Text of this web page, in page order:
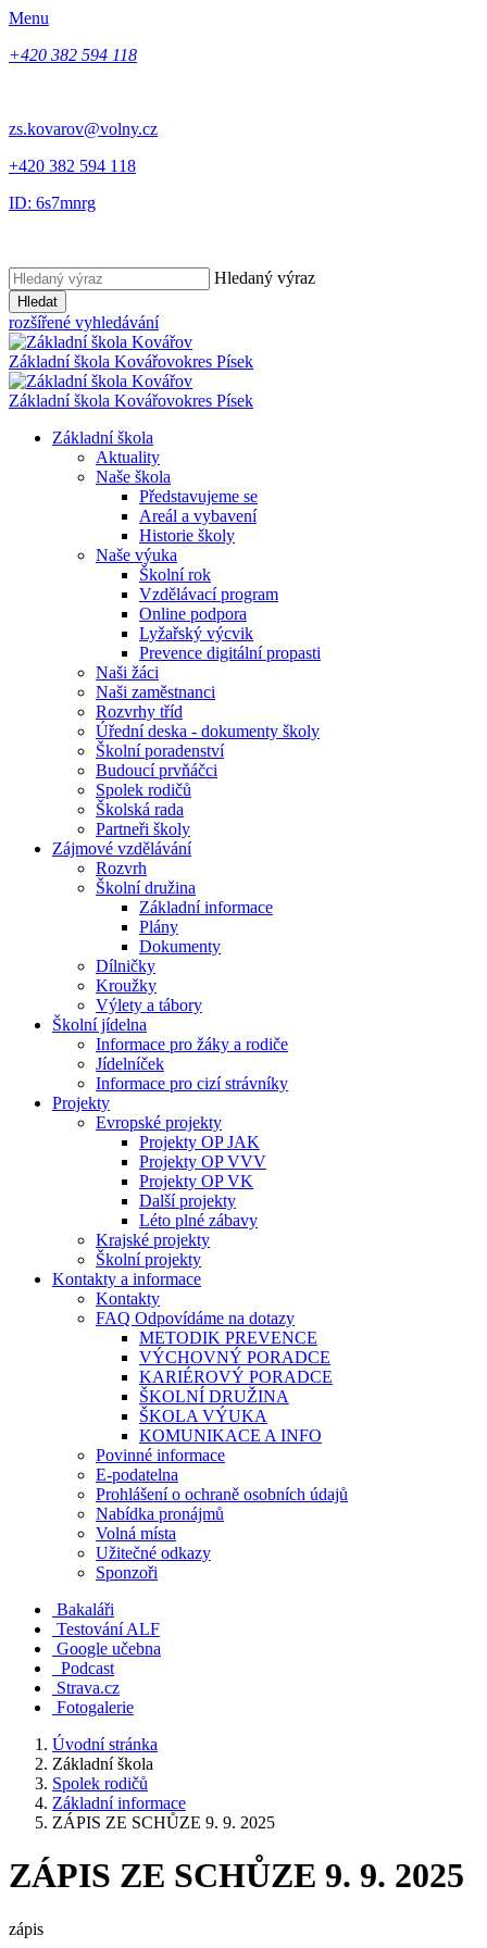
Menu
+420 382 594 118
zs.kovarov@volny.cz
+420 382 594 118
ID: 6s7mnrg
Hledaný výraz
Hledat
rozšířené vyhledávání
Základní škola Kovářovokres Písek
Základní škola Kovářovokres Písek
Základní škola
Aktuality
Naše škola
Představujeme se
Areál a vybavení
Historie školy
Naše výuka
Školní rok
Vzdělávací program
Online podpora
Lyžařský výcvik
Prevence digitální propasti
Naši žáci
Naši zaměstnanci
Rozvrhy tříd
Úřední deska - dokumenty školy
Školní poradenství
Budoucí prvňáčci
Spolek rodičů
Školská rada
Partneři školy
Zájmové vzdělávání
Rozvrh
Školní družina
Základní informace
Plány
Dokumenty
Dílničky
Kroužky
Výlety a tábory
Školní jídelna
Informace pro žáky a rodiče
Jídelníček
Informace pro cizí strávníky
Projekty
Evropské projekty
Projekty OP JAK
Projekty OP VVV
Projekty OP VK
Další projekty
Léto plné zábavy
Krajské projekty
Školní projekty
Kontakty a informace
Kontakty
FAQ Odpovídáme na dotazy
METODIK PREVENCE
VÝCHOVNÝ PORADCE
KARIÉROVÝ PORADCE
ŠKOLNÍ DRUŽINA
ŠKOLA VÝUKA
KOMUNIKACE A INFO
Povinné informace
E-podatelna
Prohlášení o ochraně osobních údajů
Nabídka pronájmů
Volná místa
Užitečné odkazy
Sponzoři
Bakaláři
Testování ALF
Google učebna
Podcast
Strava.cz
Fotogalerie
Úvodní stránka
Základní škola
Spolek rodičů
Základní informace
ZÁPIS ZE SCHŮZE 9. 9. 2025
ZÁPIS ZE SCHŮZE 9. 9. 2025
zápis